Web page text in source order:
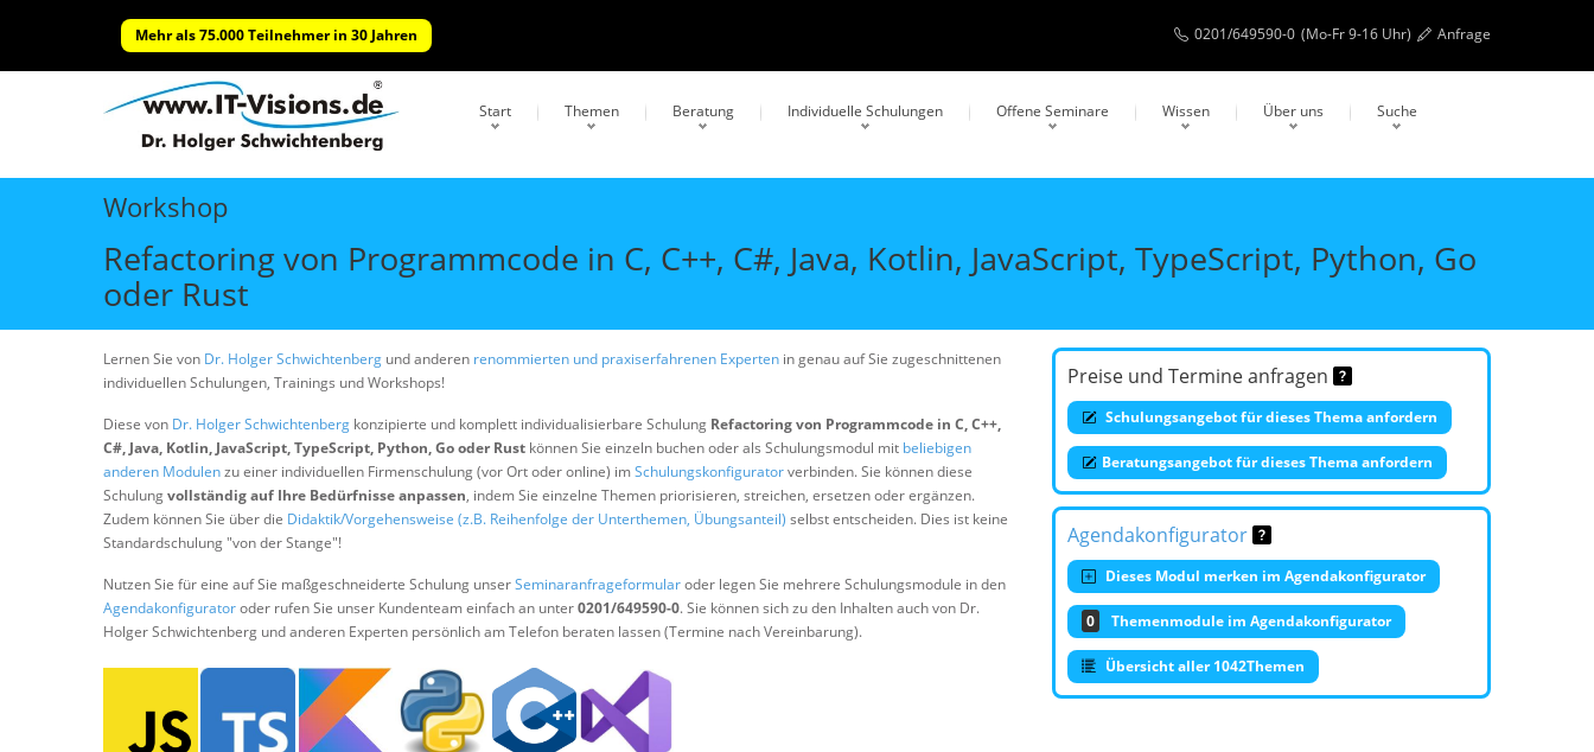
Mehr als 75.000 Teilnehmer in 30 Jahren 0201/649590-0 (Mo-Fr 9-16 Uhr) Anfrage
Start Themen Beratung Individuelle Schulungen Offene Seminare Wissen Über uns Suche
Workshop
Refactoring von Programmcode in C, C++, C#, Java, Kotlin, JavaScript, TypeScript, Python, Go
oder Rust
Lernen Sie von Dr. Holger Schwichtenberg und anderen renommierten und praxiserfahrenen Experten in genau auf Sie zugeschnittenen
individuellen Schulungen, Trainings und Workshops!
Diese von Dr. Holger Schwichtenberg konzipierte und komplett individualisierbare Schulung Refactoring von Programmcode in C, C++,
C#, Java, Kotlin, JavaScript, TypeScript, Python, Go oder Rust können Sie einzeln buchen oder als Schulungsmodul mit beliebigen
anderen Modulenzu einer individuellen Firmenschulung (vor Ort oder online) imSchulungskonfiguratorverbinden. Sie können diese
Schulungvollständig auf Ihre Bedürfnisse anpassen, indem Sie einzelne Themen priorisieren, streichen, ersetzen oder ergänzen.
Zudem können Sie über die Didaktik/Vorgehensweise (z.B. Reihenfolge der Unterthemen, Übungsanteil) selbst entscheiden. Dies ist keine
Standardschulung "von der Stange"!
Nutzen Sie für eine auf Sie maßgeschneiderte Schulung unserSeminaranfrageformularoder legen Sie mehrere Schulungsmodule in den
Agendakonfiguratoroder rufen Sie unser Kundenteam einfach an unter0201/649590-0. Sie können sich zu den Inhalten auch von Dr.
Holger Schwichtenberg und anderen Experten persönlich am Telefon beraten lassen (Termine nach Vereinbarung).
Preise und Termine anfragen
Schulungsangebot für dieses Thema anfordern
Beratungsangebot für dieses Thema anfordern
Agendakonfigurator
Dieses Modul merken im Agendakonfigurator
0 Themenmodule im Agendakonfigurator
Übersicht aller 1042Themen